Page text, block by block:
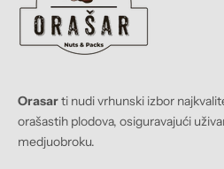
Orasarti nudi vrhunski izbor
orašastih plodova, osiguravajući
medjuobroku.